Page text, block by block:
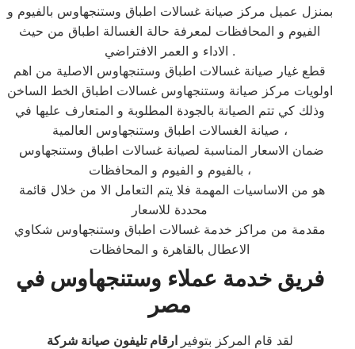
بمنزل عميل مركز صيانة غسالات اطباق وستنجهاوس بالفيوم و
الفيوم و المحافظات لمعرفة حالة الغسالة اطباق من حيث
الاداء و العمر الافتراضي .
قطع غيار صيانة غسالات اطباق وستنجهاوس الاصلية من اهم
اولويات مركز صيانة وستنجهاوس غسالات اطباق الخط الساخن
وذلك كي تتم الصيانة بالجودة المطلوبة و المتعارف عليها في
صيانة الغسالات اطباق وستنجهاوس العالمية ،
بالفيوم و الفيوم و المحافظات ،
محددة للاسعار
مقدمة من مراكز خدمة غسالات اطباق وستنجهاوس شكاوي
الاعطال بالقاهرة و المحافظات
فريق خدمة عملاء وستنجهاوس في
مصر
لقد قام المركز بتوفير ارقام تليفون صيانة شركة